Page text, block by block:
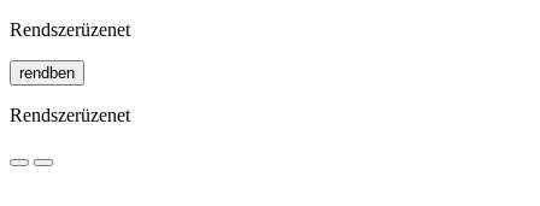
Rendszerüzenet
rendben
Rendszerüzenet